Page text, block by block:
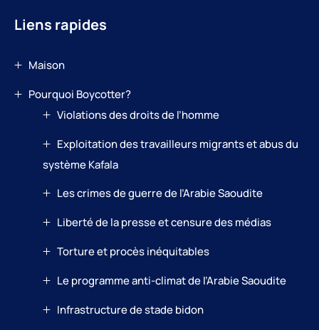
Liens rapides
Maison
Pourquoi Boycotter?
Violations des droits de l’homme
Exploitation des travailleurs migrants et abus du
système Kafala
Les crimes de guerre de l’Arabie Saoudite
Liberté de la presse et censure des médias
Torture et procès inéquitables
Le programme anti-climat de l’Arabie Saoudite
Infrastructure de stade bidon